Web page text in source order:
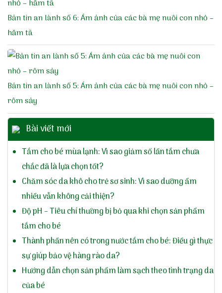
Bản tin an lành số 6: Ám ảnh của các bà mẹ nuôi con nhỏ –
hăm tã
Bản tin an lành số 5: Ám ảnh của các bà mẹ nuôi con nhỏ –
rôm sảy
Bài viết mới
Tắm cho bé mùa lạnh: Vì sao giảm số lần tắm chưa
chắc đã là lựa chọn tốt?
Chăm sóc da khô cho trẻ sơ sinh: Vì sao dưỡng ẩm
nhiều vẫn không cải thiện?
Độ pH – Tiêu chí thường bị bỏ qua khi chọn sản phẩm
tắm cho bé
Thành phần nên có trong nước tắm cho bé: Điều gì thực
sự giúp bảo vệ hàng rào da?
Hướng dẫn chọn sản phẩm làm sạch theo tình trạng da
của bé